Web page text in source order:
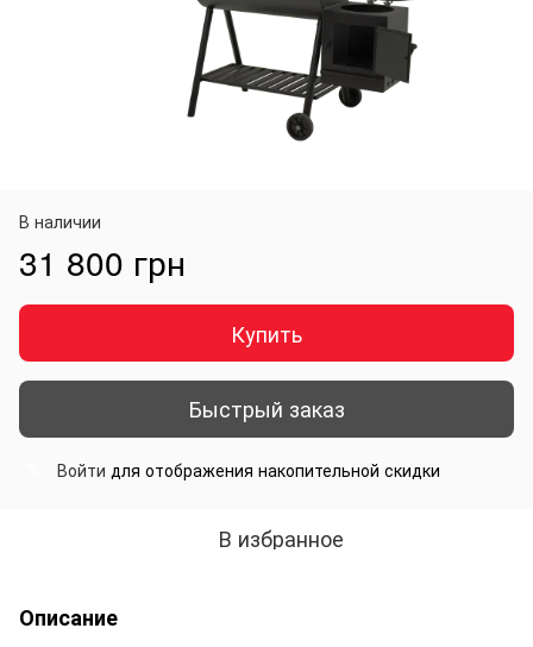
В наличии
31 800 грн
Купить
Быстрый заказ
Войти для отображения накопительной скидки
В избранное
Описание